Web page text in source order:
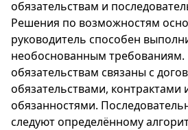
обязательствам и
Решения по возможностям
руководитель способен
необоснованным
обязательствам связаны с
обязательствами,
обязанностями.
следуют определённому